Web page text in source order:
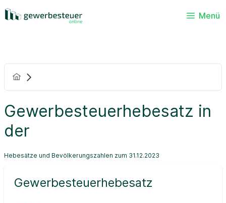
Menü
Gewerbesteuerhebesatz in
der
Hebesätze und Bevölkerungszahlen zum 31.12.2023
Gewerbesteuerhebesatz